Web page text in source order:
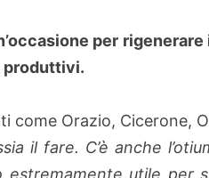
per
produttivi.
come Orazio, Cicerone,
il fare. C’è anche
estremamente utile per